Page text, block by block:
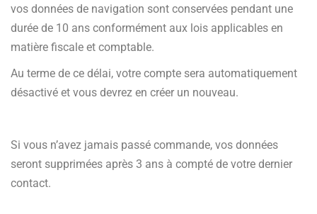
vos données de navigation sont conservées pendant une
durée de 10 ans conformément aux lois applicables en
matière fiscale et comptable.
Au terme de ce délai, votre compte sera automatiquement
désactivé et vous devrez en créer un nouveau.
Si vous n’avez jamais passé commande, vos données
seront supprimées après 3 ans à compté de votre dernier
contact.